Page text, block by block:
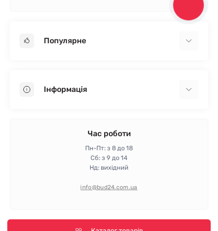
Популярне
Пінопласт
Інформація
Гарантія та повернення
Політика конфіденційності
Час роботи
Пн-Пт: з 8 до 18
Сб: з 9 до 14
Нд: вихідний
info@bud24.com.ua